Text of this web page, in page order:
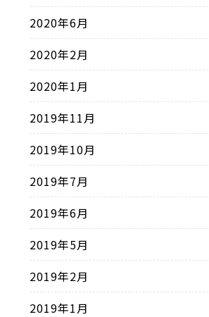
2020年6月
2020年2月
2020年1月
2019年11月
2019年10月
2019年7月
2019年6月
2019年5月
2019年2月
2019年1月